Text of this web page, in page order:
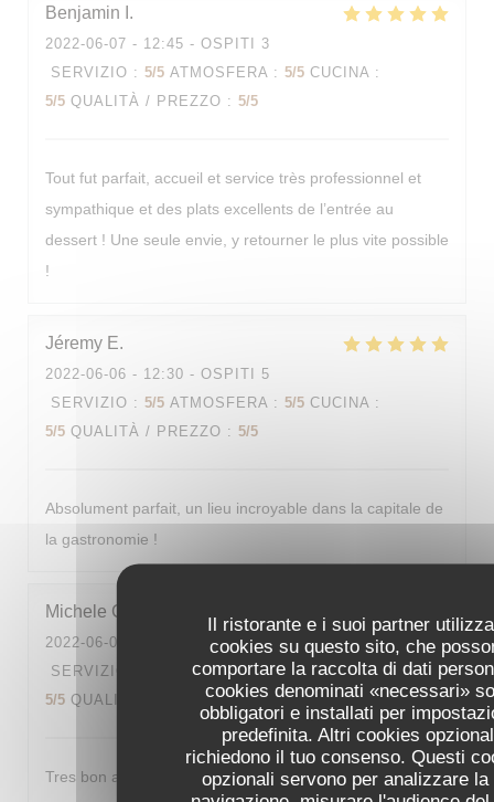
Il ristorante e i suoi partner
cookies su questo sito, che
comportare la raccolta di dati
cookies denominati «necessari»
obbligatori e installati per
predefinita. Altri cookies
richiedono il tuo consenso. Questi
opzionali servono per analizzare la
Benjamin
2022-06-07 - 12:45 - OSPITI 3
SERVIZIO : 5/5 ATMOSFERA : 5/5 CUCINA :
5/5 QUALITÀ / PREZZO : 5/5
Tout fut parfait, accueil et service très professionnel et
sympathique et des plats excellents de l’entrée au
dessert ! Une seule envie, y retourner le plus vite possible
!
Jéremy E
2022-06-06 - 12:30 - OSPITI 5
SERVIZIO : 5/5 ATMOSFERA : 5/5 CUCINA :
5/5 QUALITÀ / PREZZO : 5/5
Absolument parfait, un lieu incroyable dans la capitale de
la gastronomie !
Michele G
2022-06-06
- 13:00 - OSPITI 3
SERVIZIO
ATMOSFERA: 5 /5 CUCINA:
5/5 QUALITÀ / PREZZO: 5/5
Tres bon accueil,belle présentation,et tres bon